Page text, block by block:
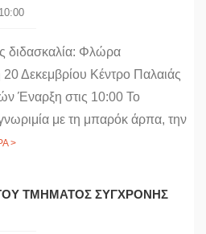
10:00
διδασκαλία: Φλώρα
Δεκεμβρίου Κέντρο Παλαιάς
Έναρξη στις 10:00 Το
γνωριμία με τη μπαρόκ άρπα, την
>
ΤΜΗΜΑΤΟΣ ΣΥΓΧΡΟΝΗΣ